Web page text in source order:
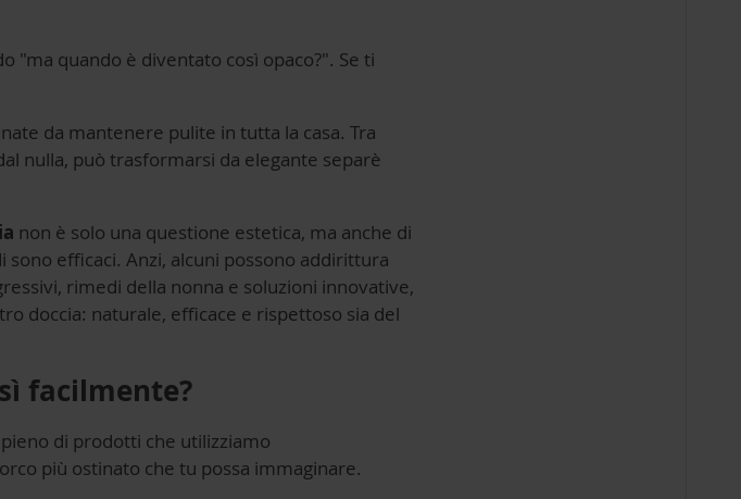
"ma quando è diventato così opaco?". Se ti
da mantenere pulite in tutta la casa. Tra
nulla, può trasformarsi da elegante separè
non è solo una questione estetica, ma anche di
efficaci. Anzi, alcuni possono addirittura
rimedi della nonna e soluzioni innovative,
doccia: naturale, efficace e rispettoso sia del
facilmente?
di prodotti che utilizziamo
più ostinato che tu possa immaginare.